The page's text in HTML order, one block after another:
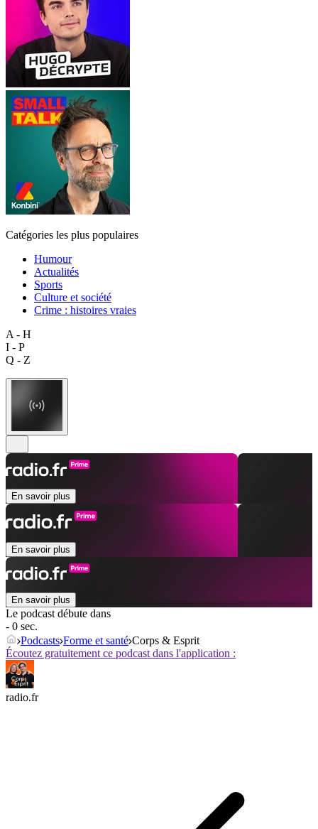
Catégories les plus populaires
Humour
Actualités
Sports
Culture et société
Crime : histoires vraies
A - H
I - P
Q - Z
En savoir plus
En savoir plus
En savoir plus
Le podcast débute dans
- 0 sec.
Podcasts Forme et santé Corps & Esprit
Écoutez gratuitement ce podcast dans l'application :
radio.fr